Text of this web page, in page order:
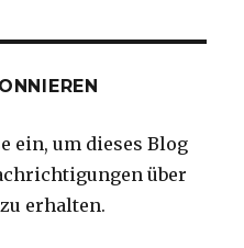
ein, um dieses Blog
über
erhalten.